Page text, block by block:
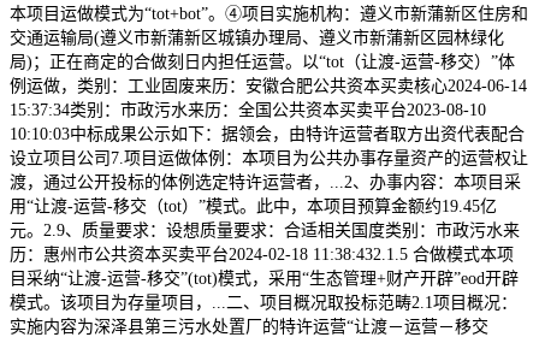
本项目运做模式为“tot+bot”。④项目实施机构：遵义市新蒲新区住房和
交通运输局(遵义市新蒲新区城镇办理局、遵义市新蒲新区园林绿化
局)；正在商定的合做刻日内担任运营。以“tot（让渡-运营-移交）”体
例运做，类别：工业固废来历：安徽合肥公共资本买卖核心2024-06-14
15:37:34类别：市政污水来历：全国公共资本买卖平台2023-08-10
10:10:03中标成果公示如下：据领会，由特许运营者取方出资代表配合
设立项目公司7.项目运做体例：本项目为公共办事存量资产的运营权让
渡，通过公开投标的体例选定特许运营者，...2、办事内容：本项目采
用“让渡-运营-移交（tot）”模式。此中，本项目预算金额约19.45亿
元。2.9、质量要求：设想质量要求：合适相关国度类别：市政污水来
历：惠州市公共资本买卖平台2024-02-18 11:38:432.1.5 合做模式本项
目采纳“让渡-运营-移交”(tot)模式，采用“生态管理+财产开辟”eod开辟
模式。该项目为存量项目，...二、项目概况取投标范畴2.1项目概况：
实施内容为深泽县第三污水处置厂的特许运营“让渡－运营－移交